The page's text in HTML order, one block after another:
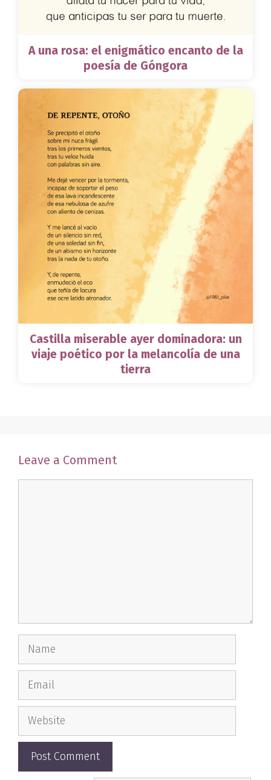
A una rosa: el enigmático encanto de la
poesía de Góngora
Castilla miserable ayer dominadora: un
viaje poético por la melancolía de una
tierra
Leave a Comment
Name
Email
Website